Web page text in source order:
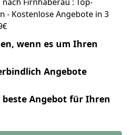
- Kostenlose Angebote in 3
wenn es um Ihren
Angebote
beste Angebot für Ihren